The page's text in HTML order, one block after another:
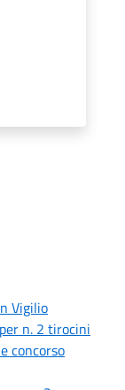
Vigilio
n. 2 tirocini
concorso